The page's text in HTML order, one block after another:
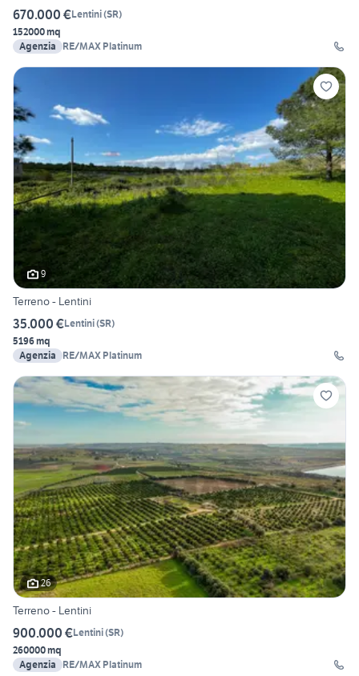
670.000 €Lentini(SR)
152000 mq
Agenzia
RE/MAX Platinum
9
Terreno - Lentini
35.000 €Lentini(SR)
5196 mq
Agenzia
RE/MAX Platinum
26
Terreno - Lentini
900.000 €Lentini(SR)
260000 mq
Agenzia
RE/MAX Platinum